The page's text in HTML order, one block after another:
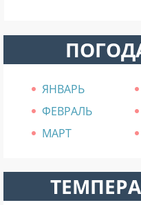
ЯНВАРЬ
ФЕВРАЛЬ
МАРТ